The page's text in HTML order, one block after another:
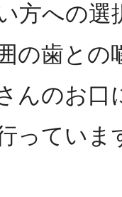
方への選
の歯との
んのお口
っていま